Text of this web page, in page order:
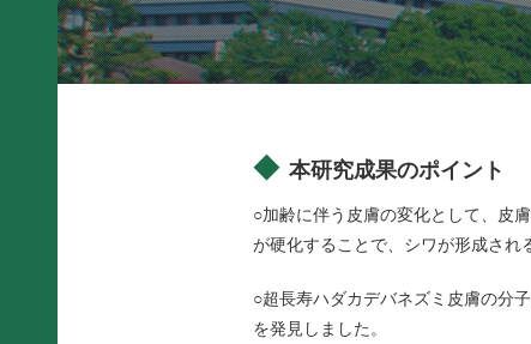
本研究成果のポイント
○加齢に伴う皮膚の変化として、皮
が硬化することで、シワが形成され
○超長寿ハダカデバネズミ皮膚の分
を発見しました。